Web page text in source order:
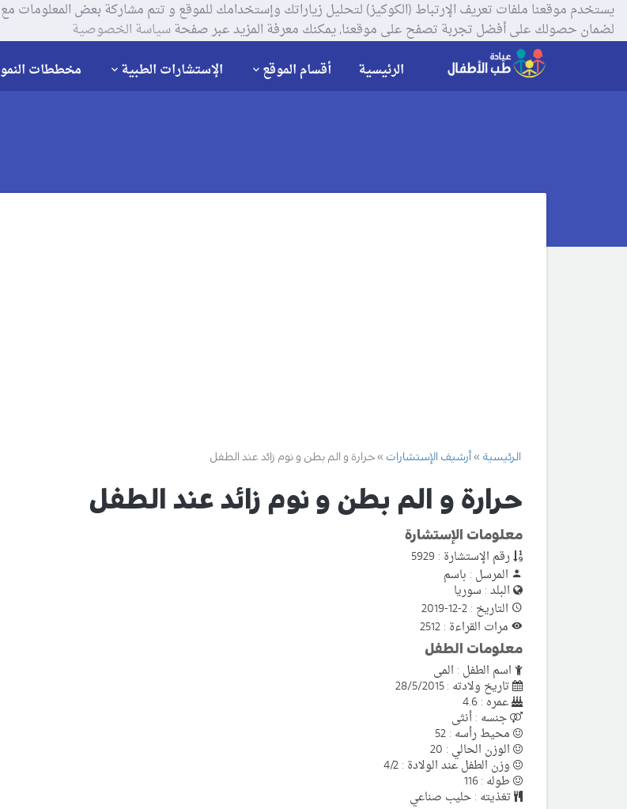
لضمان حصولك على أفضل تجربة تصفح على موقعنا, يمكنك معرفة المزيد عبر صفحةسياسة الخصوصية
الرئيسية أقسام الموقع الإستشارات الطبية مخططات النمو
الرئيسية أرشيف الإستشارات حرارة و الم بطن و نوم زائد عند الطفل
حرارة و الم بطن و نوم زائد عند الطفل
معلومات الإستشارة
رقم الإستشارة : 5929
المرسل : باسم
البلد : سوريا
التاريخ : 2-12-2019
مرات القراءة : 2512
معلومات الطفل
اسم الطفل : المى
تاريخ ولادته : 28/5/2015
عمره : 4.6
جنسه : أنثى
محيط رأسه : 52
الوزن الحالي : 20
وزن الطفل عند الولادة : 4/2
طوله : 116
تغذيته : حليب صناعي